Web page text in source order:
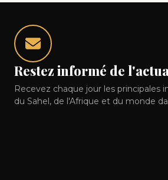
Restez informé de
Recevez chaque jour les principales
du Sahel, de l'Afrique et du monde